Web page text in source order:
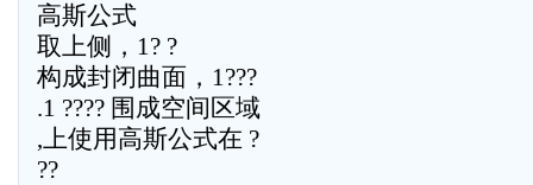
高斯公式
取上侧，1? ?
构成封闭曲面，1???
.1 ???? 围成空间区域
,上使用高斯公式在 ?
??